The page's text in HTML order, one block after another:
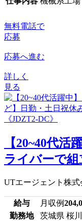
無料電話で
応募
応募へ進む
詳しく
見る
【20~40代
ライバーで
UTエージェント株式
給与 月収例
勤務地
茨城県 桜